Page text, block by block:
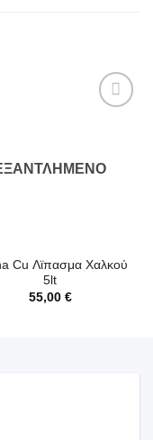
Cu Λϊπασμα Χαλκού
5lt
55,00 €